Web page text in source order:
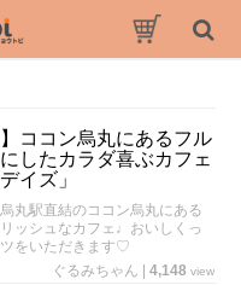
】ココン烏丸にあるフル
したカラダ喜ぶカフェ
イズ」
丸駅直結のココン烏丸にある
ッシュなカフェ♩おいしくっ
をいただきます♡
ぐるみちゃん
4,148 view